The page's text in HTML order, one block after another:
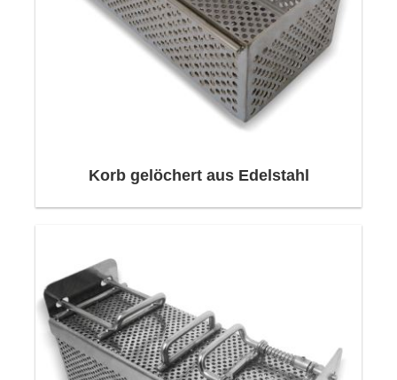
Korb gelöchert aus Edelstahl